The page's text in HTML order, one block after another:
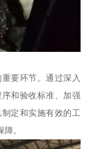
要环节。通过深入
和验收标准、加强
定和实施有效的工
。